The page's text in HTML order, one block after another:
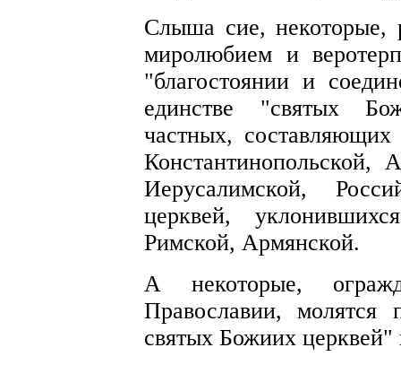
Слыша сие, некоторые,
миролюбием и
"благостоянии и
единстве "святых
частных,
Константинопольской,
Иерусалимской,
церквей,
Римской, Армянской.
А некоторые,
Православии,
святых Божиих церквей"